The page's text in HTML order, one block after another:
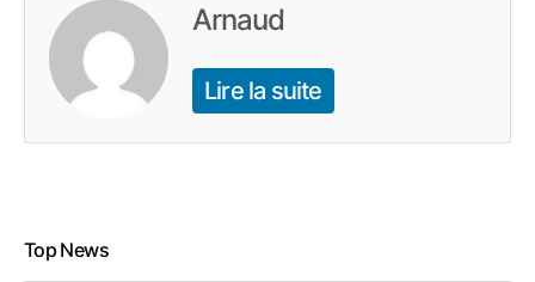
Arnaud
Lire la suite
Top News